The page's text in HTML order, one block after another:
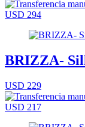
USD 294
BRIZZA-
USD 229
USD 217